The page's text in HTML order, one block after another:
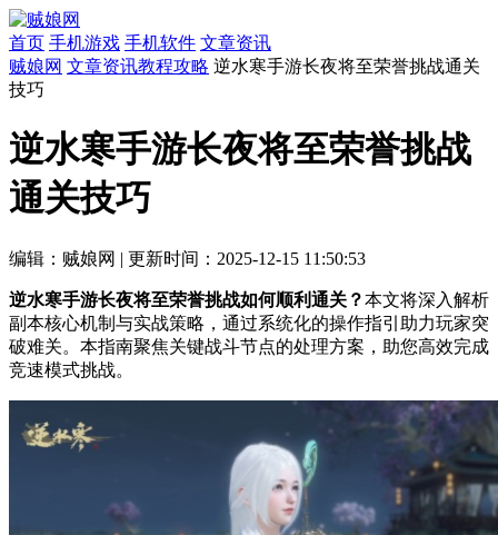
首页 手机游戏 手机软件 文章资讯
贼娘网 文章资讯教程攻略 逆水寒手游长夜将至荣誉挑战通关
技巧
逆水寒手游长夜将至荣誉挑战
通关技巧
编辑：贼娘网 | 更新时间：2025-12-15 11:50:53
逆水寒手游长夜将至荣誉挑战如何顺利通关？本文将深入解析
副本核心机制与实战策略，通过系统化的操作指引助力玩家突
破难关。本指南聚焦关键战斗节点的处理方案，助您高效完成
竞速模式挑战。